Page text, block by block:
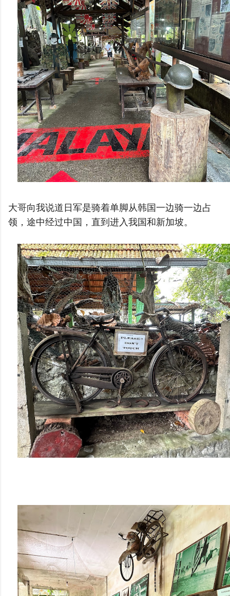
大哥向我说道日军是骑着单脚从韩国一边骑一边占
领，途中经过中国，直到进入我国和新加坡。